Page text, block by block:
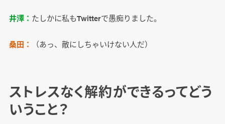
井澤： たしかに私もTwitterで愚痴りました。
桑田： （あっ、敵にしちゃいけない人だ）
ストレスなく解約ができるってどう
いうこと？